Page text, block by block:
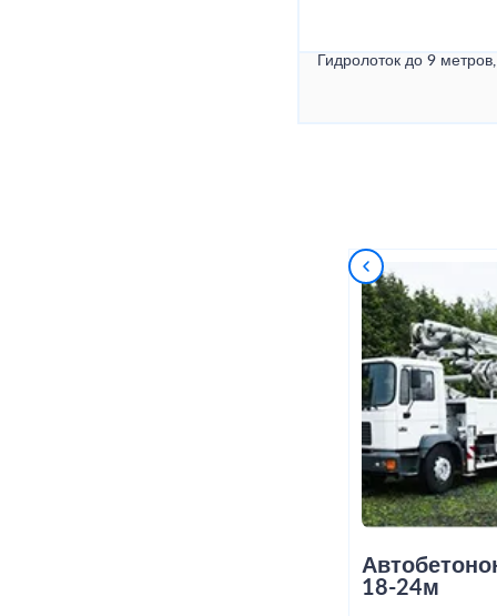
Гидролоток до 9
18-24м